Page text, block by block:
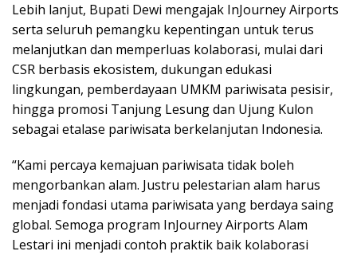
Lebih lanjut, Bupati Dewi mengajak InJourney Airports
serta seluruh pemangku kepentingan untuk terus
melanjutkan dan memperluas kolaborasi, mulai dari
CSR berbasis ekosistem, dukungan edukasi
lingkungan, pemberdayaan UMKM pariwisata pesisir,
hingga promosi Tanjung Lesung dan Ujung Kulon
sebagai etalase pariwisata berkelanjutan Indonesia.
“Kami percaya kemajuan pariwisata tidak boleh
mengorbankan alam. Justru pelestarian alam harus
menjadi fondasi utama pariwisata yang berdaya saing
global. Semoga program InJourney Airports Alam
Lestari ini menjadi contoh praktik baik kolaborasi